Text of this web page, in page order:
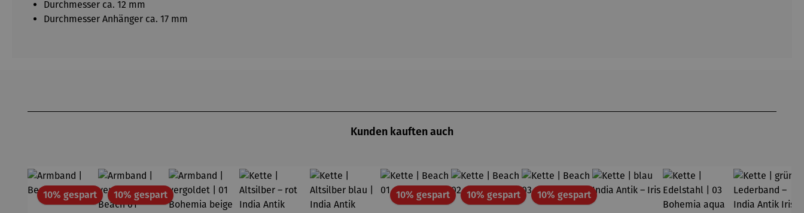
Durchmesser ca. 12 mm
Durchmesser Anhänger ca. 17 mm
Kunden kauften auch
10% gespartRabatt10% gespartRabatt 10% gespartRabatt10% gespartRabatt10% gespartRabatt